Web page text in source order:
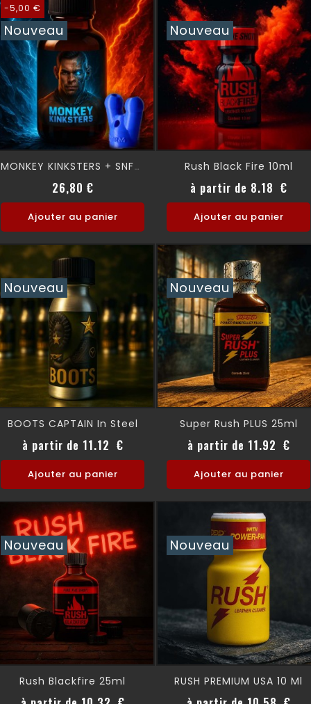
-5,00 €
Nouveau
MONKEY KINKSTERS + SNFFR 30 Ml
26,80 €Prix normal
Prix
Ajouter au panier
Nouveau
Rush Black Fire 10ml
à partir de 8.18 €Prix
Ajouter au panier
Nouveau
BOOTS CAPTAIN In Steel
à partir de 11.12 €Prix
Ajouter au panier
Nouveau
Super Rush PLUS 25ml
à partir de 11.92 €Prix
Ajouter au panier
Nouveau
Rush Blackfire 25ml
Nouveau
RUSH PREMIUM USA 10 Ml